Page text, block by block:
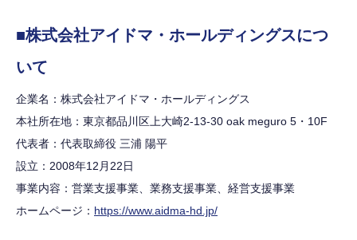
■株式会社アイドマ・ホールディングスにつ
いて
企業名：株式会社アイドマ・ホールディングス
本社所在地：東京都品川区上大崎2-13-30 oak meguro 5・10F
代表者：代表取締役 三浦 陽平
設立：2008年12月22日
事業内容：営業支援事業、業務支援事業、経営支援事業
ホームページ： https://www.aidma-hd.jp/